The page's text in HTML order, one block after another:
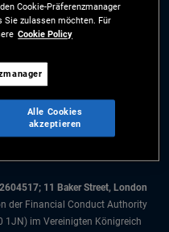
ausschließlich für Schweizer
börsengehandelte Fonds dienen
dürfen nicht als
sollten vor einer
11 Baker Street, London
der Financial Conduct Authority
1JN) im Vereinigten Königreich
Cookie-Präferenzmanager
Sie zulassen möchten. Für
Cookie Policy
Alle Cookies
akzeptieren